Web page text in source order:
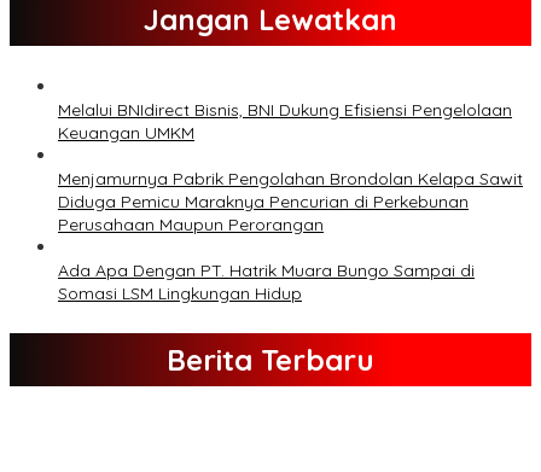
Jangan Lewatkan
Melalui BNIdirect Bisnis, BNI Dukung Efisiensi Pengelolaan
Keuangan UMKM
Menjamurnya Pabrik Pengolahan Brondolan Kelapa Sawit
Diduga Pemicu Maraknya Pencurian di Perkebunan
Perusahaan Maupun Perorangan
Ada Apa Dengan PT. Hatrik Muara Bungo Sampai di
Somasi LSM Lingkungan Hidup
Berita Terbaru